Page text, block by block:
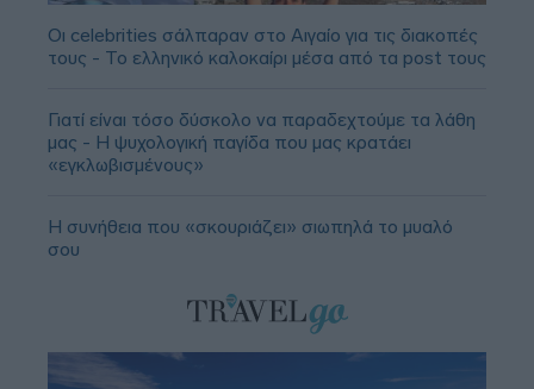
Οι celebrities σάλπαραν στο Αιγαίο για τις διακοπές
τους - Το ελληνικό καλοκαίρι μέσα από τα post τους
Γιατί είναι τόσο δύσκολο να παραδεχτούμε τα λάθη
μας - Η ψυχολογική παγίδα που μας κρατάει
«εγκλωβισμένους»
Η συνήθεια που «σκουριάζει» σιωπηλά το μυαλό
σου